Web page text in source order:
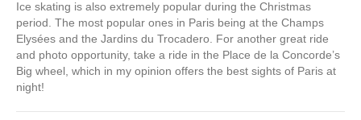
Ice skating is also extremely popular during the Christmas
period. The most popular ones in Paris being at the Champs
Elysées and the Jardins du Trocadero. For another great ride
and photo opportunity, take a ride in the Place de la Concorde’s
Big wheel, which in my opinion offers the best sights of Paris at
night!